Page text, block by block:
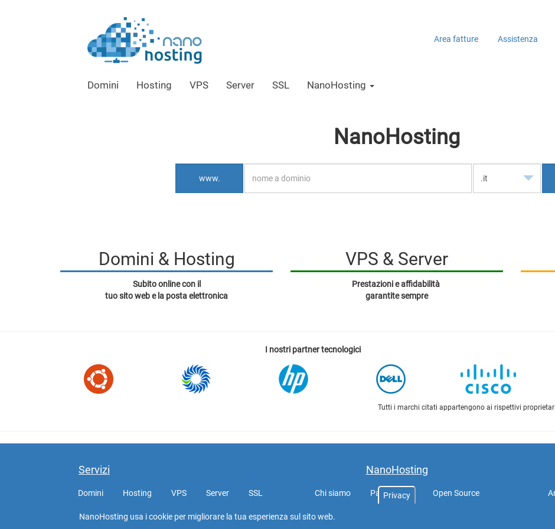
Area fatture Assistenza
Domini Hosting VPS Server SSL NanoHosting
NanoHosting
www.
Domini & Hosting
Subito online con il
tuo sito web e la posta elettronica
VPS & Server
Prestazioni e affidabilità
garantite sempre
I nostri partner tecnologici
Tutti i marchi citati appartengono ai rispettivi proprietari
Servizi
Domini Hosting VPS Server SSL
NanoHosting
Chi siamo Partnership Open Source
Privacy
NanoHosting usa i cookie per migliorare la tua esperienza sul sito web.